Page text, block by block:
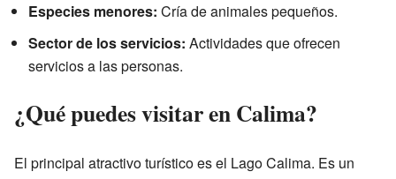
Especies menores: Cría de animales pequeños.
Sector de los servicios: Actividades que ofrecen
servicios a las personas.
¿Qué puedes visitar en Calima?
El principal atractivo turístico es el Lago Calima. Es un